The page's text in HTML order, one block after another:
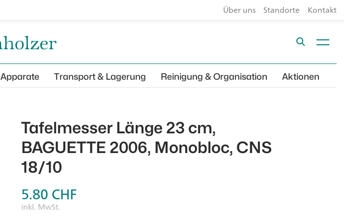
Über uns Standorte Kontakt
Apparate Transport & Lagerung Reinigung & Organisation Aktionen
Tafelmesser Länge 23 cm,
BAGUETTE 2006, Monobloc, CNS
18/10
5.80CHF
inkl. MwSt.